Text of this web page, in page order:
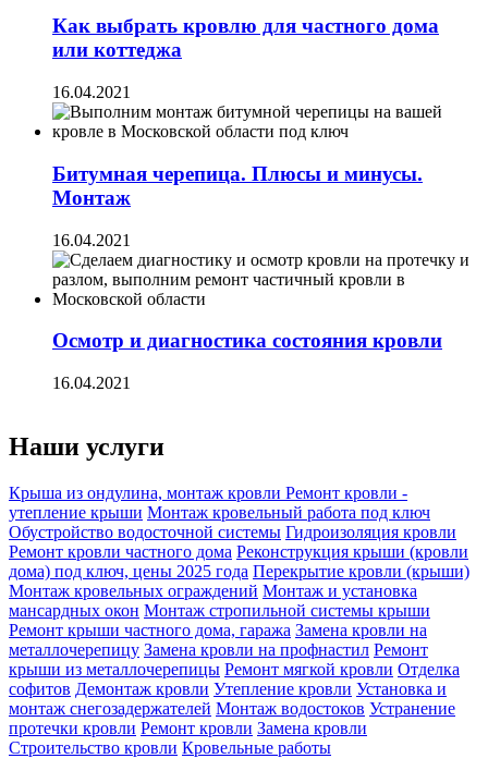
Как выбрать кровлю для частного дома
или коттеджа
16.04.2021
Битумная черепица. Плюсы и минусы.
Монтаж
16.04.2021
Осмотр и диагностика состояния кровли
16.04.2021
Наши услуги
Крыша из ондулина, монтаж кровли Ремонт кровли -
утепление крыши Монтаж кровельный работа под ключ
Обустройство водосточной системы Гидроизоляция кровли
Ремонт кровли частного дома Реконструкция крыши (кровли
дома) под ключ, цены 2025 года Перекрытие кровли (крыши)
Монтаж кровельных ограждений Монтаж и установка
мансардных окон Монтаж стропильной системы крыши
Ремонт крыши частного дома, гаража Замена кровли на
металлочерепицу Замена кровли на профнастил Ремонт
крыши из металлочерепицы Ремонт мягкой кровли Отделка
софитов Демонтаж кровли Утепление кровли Установка и
монтаж снегозадержателей Монтаж водостоков Устранение
протечки кровли Ремонт кровли Замена кровли
Строительство кровли Кровельные работы